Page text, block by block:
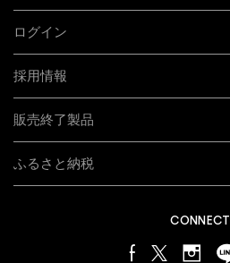
ログイン
採用情報
販売終了製品
ふるさと納税
CONNECT